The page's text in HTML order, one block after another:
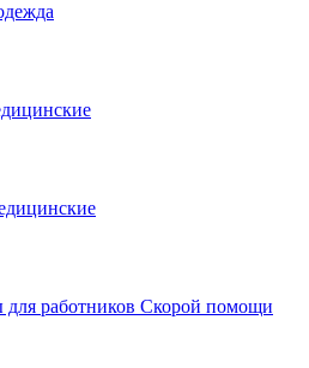
работников Скорой помощи